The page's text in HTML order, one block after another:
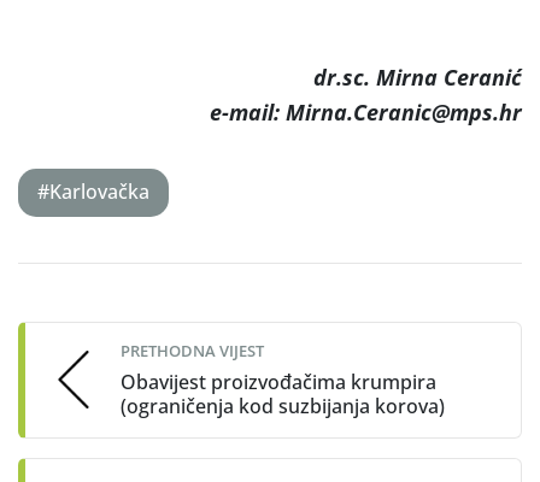
dr.sc. Mirna Ceranić
e-mail: Mirna.Ceranic@mps.hr
#Karlovačka
navigation
PRETHODNA VIJEST
Obavijest proizvođačima krumpira
(ograničenja kod suzbijanja korova)